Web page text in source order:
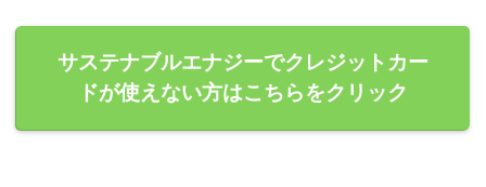
サステナブルエナジーでクレジットカー
ドが使えない方はこちらをクリック